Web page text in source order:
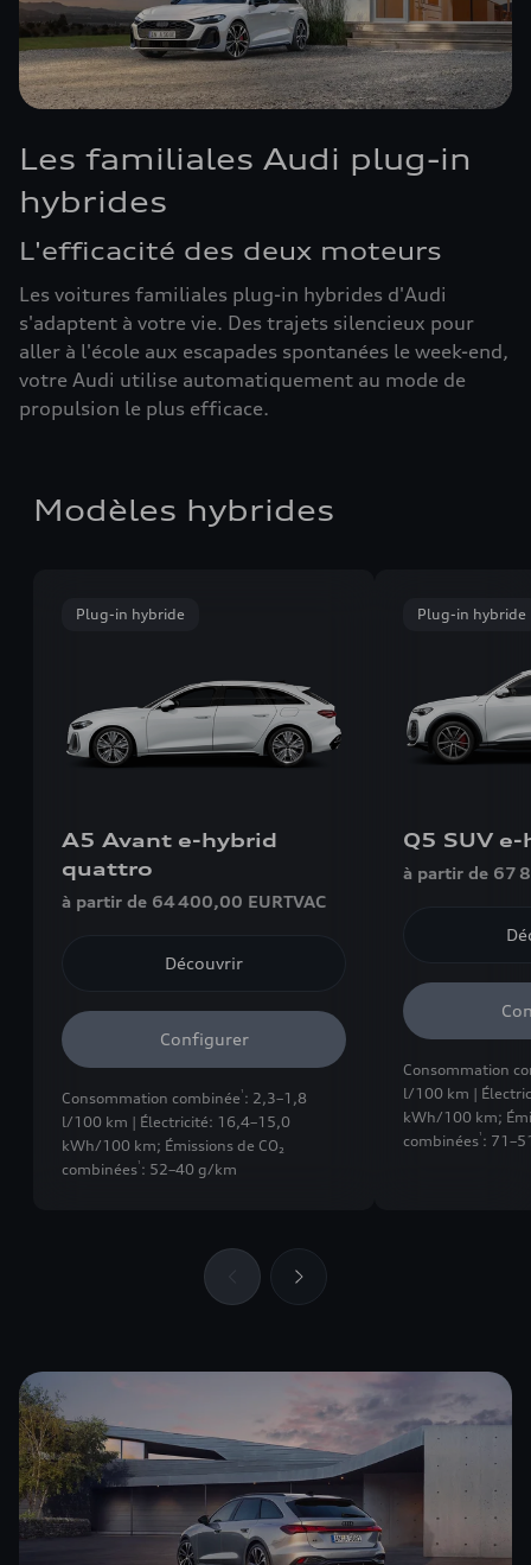
Les familiales Audi plug-in
hybrides
L'efficacité des deux moteurs
Les voitures familiales plug-in hybrides d'Audi
s'adaptent à votre vie. Des trajets silencieux pour
aller à l'école aux escapades spontanées le week-end,
votre Audi utilise automatiquement au mode de
propulsion le plus efficace.
Modèles hybrides
Plug-in hybride
A5 Avant e-hybrid
quattro
à partir de 64 400,00 EURTVAC
Découvrir
Configurer
Consommation combinée 1 : 2,3–1,8
l/100 km | Électricité: 16,4–15,0
kWh/100 km; Émissions de CO₂
combinées1 : 52–40 g/km
Plug-in hybride
Q5 SUV
à partir de 67
Consommation
l/100 km |
kWh/100 km;
combinées1 :